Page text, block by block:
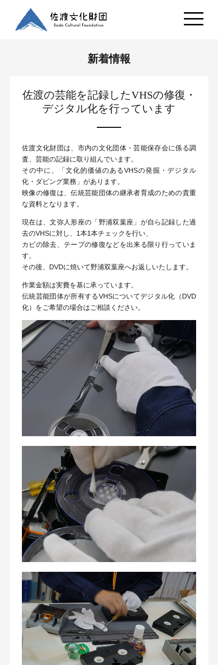
新着情報
佐渡の芸能を記録したVHSの修復・
デジタル化を行っています
佐渡文化財団は、市内の文化団体・芸能保存会に係る調
査、芸能の記録に取り組んでいます。
その中に、「文化的価値のあるVHSの発掘・デジタル
化・ダビング業務」があります。
映像の修復は、伝統芸能団体の継承者育成のための貴重
な資料となります。
現在は、文弥人形座の「野浦双葉座」が自ら記録した過
去のVHSに対し、1本1本チェックを行い、
カビの除去、テープの修復などを出来る限り行っていま
す。
その後、DVDに焼いて野浦双葉座へお返しいたします。
作業金額は実費を基に承っています。
伝統芸能団体が所有するVHSについてデジタル化（DVD
化）をご希望の場合はご相談ください。